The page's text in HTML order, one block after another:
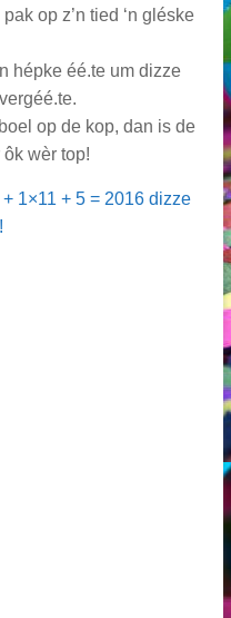
op z’n tied ‘n gléske
hépke éé.te um dizze
op de kop, dan is de
wèr top!
1×11 + 5 = 2016 dizze